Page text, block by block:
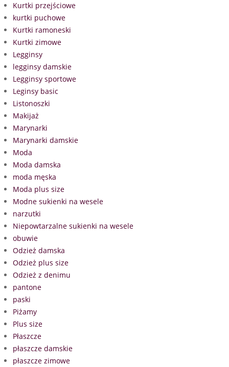
Kurtki przejściowe
kurtki puchowe
Kurtki ramoneski
Kurtki zimowe
Legginsy
legginsy damskie
Legginsy sportowe
Leginsy basic
Listonoszki
Makijaż
Marynarki
Marynarki damskie
Moda
Moda damska
moda męska
Moda plus size
Modne sukienki na wesele
narzutki
Niepowtarzalne sukienki na wesele
obuwie
Odzież damska
Odzież plus size
Odzież z denimu
pantone
paski
Piżamy
Plus size
Płaszcze
płaszcze damskie
płaszcze zimowe